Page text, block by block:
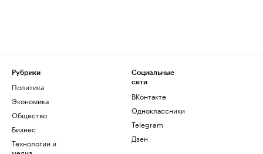
Рубрики
Политика
Экономика
Общество
Бизнес
Технологии и
Социальные
сети
ВКонтакте
Одноклассники
Telegram
Дзен